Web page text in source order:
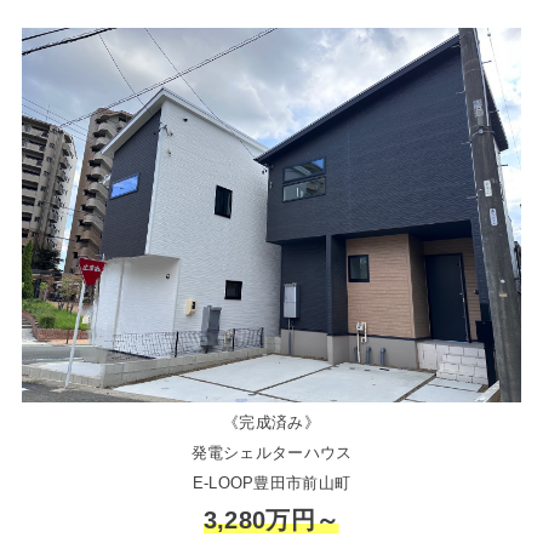
《完成済み》
発電シェルターハウス
E-LOOP豊田市前山町
3,280万円～